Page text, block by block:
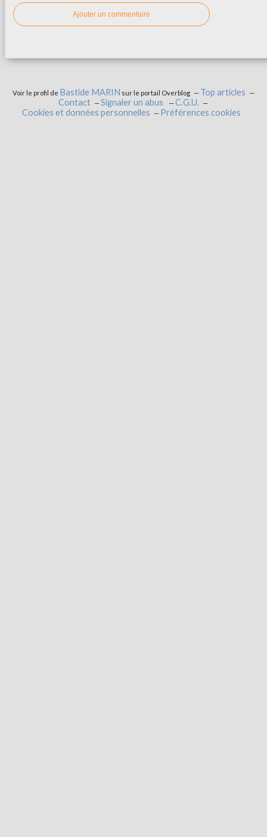
Ajouter un commentaire
Voir le profil de Bastide MARIN sur le portail Overblog
Top articles
Contact
Signaler un abus
C.G.U.
Cookies et données personnelles
Préférences cookies